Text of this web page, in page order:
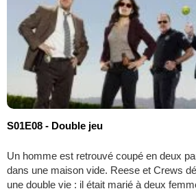
S01E08 - Double jeu
Un homme est retrouvé coupé en deux
dans une maison vide. Reese et Crews
une double vie : il était marié à deux